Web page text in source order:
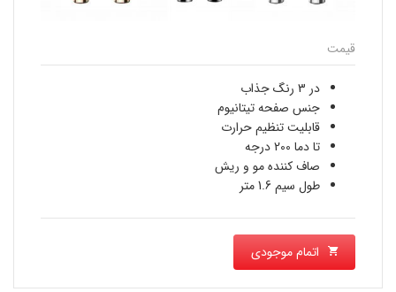
قیمت
در 3 رنگ جذاب
جنس صفحه تیتانیوم
قابلیت تنظیم حرارت
تا دما 200 درجه
صاف کننده مو و ریش
طول سیم 1.6 متر
اتمام موجودی